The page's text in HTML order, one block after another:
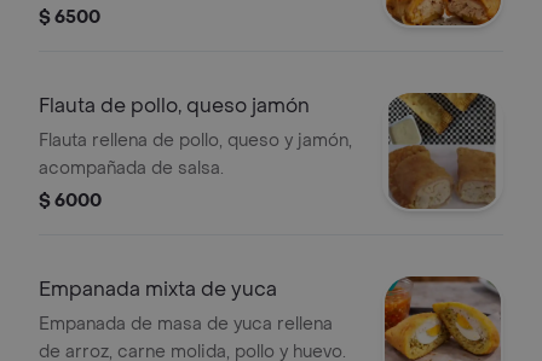
principal.
$ 6500
Flauta de pollo, queso jamón
Flauta rellena de pollo, queso y jamón,
acompañada de salsa.
$ 6000
Empanada mixta de yuca
Empanada de masa de yuca rellena
de arroz, carne molida, pollo y huevo.